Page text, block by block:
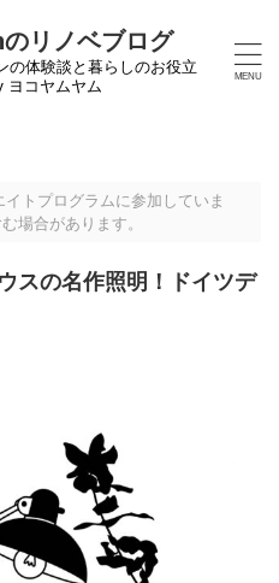
リノベブログ
の体験談と暮らしのお役立
ヨコヤムヤム
イトプログラムに参加していま
場合があります。
スの名作照明！ドイツデ